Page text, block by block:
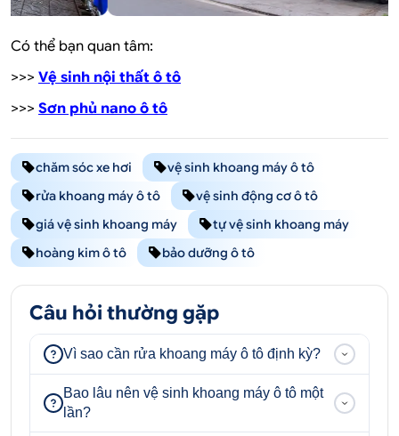
Có thể bạn quan tâm:
>>> Vệ sinh nội thất ô tô
>>> Sơn phủ nano ô tô
chăm sóc xe hơi
vệ sinh khoang máy ô tô
rửa khoang máy ô tô
vệ sinh động cơ ô tô
giá vệ sinh khoang máy
tự vệ sinh khoang máy
hoàng kim ô tô
bảo dưỡng ô tô
Câu hỏi thường gặp
Vì sao cần rửa khoang máy ô tô định kỳ?
Bao lâu nên vệ sinh khoang máy ô tô một
lần?